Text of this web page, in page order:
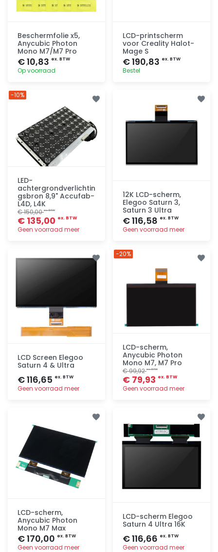
Beschermfolie x5,
Anycubic Photon
Mono M7/M7 Pro
€ 10,83 ex. BTW
Op voorraad
LCD-printscherm
voor Creality Halot-
Mage S
€ 190,83 ex. BTW
Bestel
LED-
achtergrondverlichtin
gsbron 8,9" Accufab-
L4D, L4K
€ 150,00ex. BTW
€ 135,00 ex. BTW
Geen voorraad meer
-10%
12K LCD-scherm,
Elegoo Saturn 3,
Saturn 3 Ultra
€ 116,58 ex. BTW
Geen voorraad meer
LCD Screen Elegoo
Saturn 4 & Ultra
€ 116,65 ex. BTW
Geen voorraad meer
LCD-scherm,
Anycubic Photon
Mono M7, M7 Pro
€ 99,92ex. BTW
€ 79,93 ex. BTW
Geen voorraad meer
-20%
LCD-scherm,
Anycubic Photon
Mono M7 Max
€ 170,00 ex. BTW
Geen voorraad meer
LCD-scherm Elegoo
Saturn 4 Ultra 16K
€ 116,66 ex. BTW
Geen voorraad meer